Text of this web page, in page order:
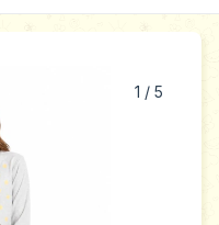
1 / 5